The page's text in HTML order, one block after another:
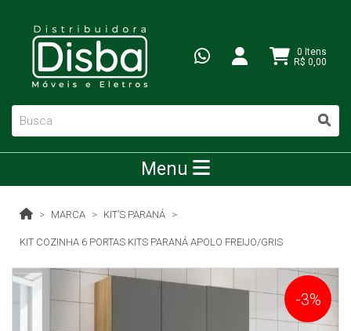
0 Itens
R$ 0,00
Menu
MARCA KIT’S PARANÁ
KIT COZINHA 6 PORTAS KITS PARANÁ APOLO FREIJO/GRIS
-3%